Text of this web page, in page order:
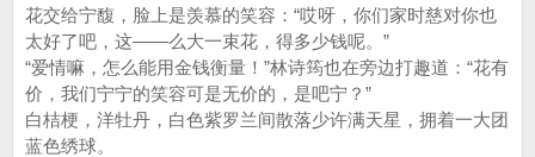
花交给宁馥，脸上是羡慕的笑容：“哎呀，你们家时慈对你也
太好了吧，这——么大一束花，得多少钱呢。”
“爱情嘛，怎么能用金钱衡量！”林诗筠也在旁边打趣道：“花有
价，我们宁宁的笑容可是无价的，是吧宁？”
白桔梗，洋牡丹，白色紫罗兰间散落少许满天星，拥着一大团
蓝色绣球。